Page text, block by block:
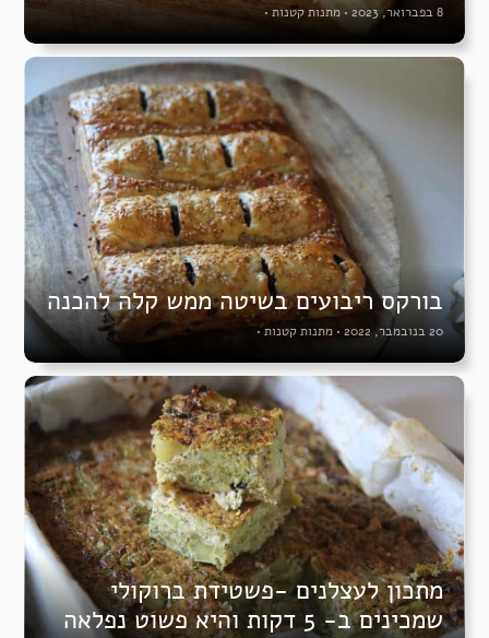
8 בפברואר, 2023 • מתנות קטנות •
בורקס ריבועים בשיטה ממש קלה להכנה
20 בנובמבר, 2022 • מתנות קטנות •
מתכון לעצלנים -פשטידת ברוקולי
שמכינים ב- 5 דקות והיא פשוט נפלאה